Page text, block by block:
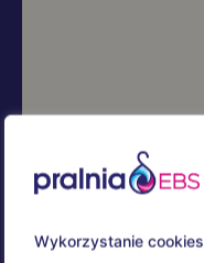
Wykorzystanie cookies